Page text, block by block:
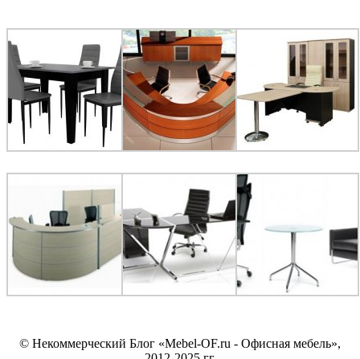
© Некоммерческий Блог «Mebel-OF.ru - Офисная мебель»,